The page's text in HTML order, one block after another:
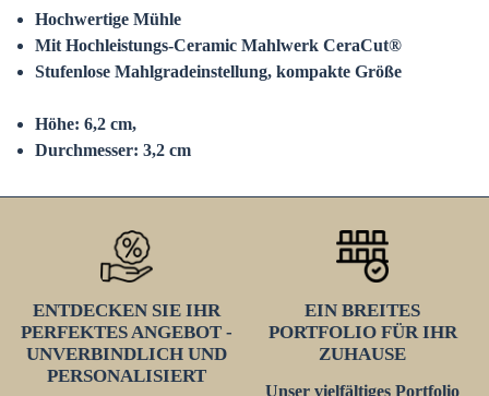
Hochwertige Mühle
Mit Hochleistungs-Ceramic Mahlwerk CeraCut®
Stufenlose Mahlgradeinstellung, kompakte Größe
Höhe: 6,2 cm,
Durchmesser: 3,2 cm
ENTDECKEN SIE IHR
PERFEKTES ANGEBOT -
UNVERBINDLICH UND
PERSONALISIERT
EIN BREITES
PORTFOLIO FÜR IHR
ZUHAUSE
Unser vielfältiges Portfolio